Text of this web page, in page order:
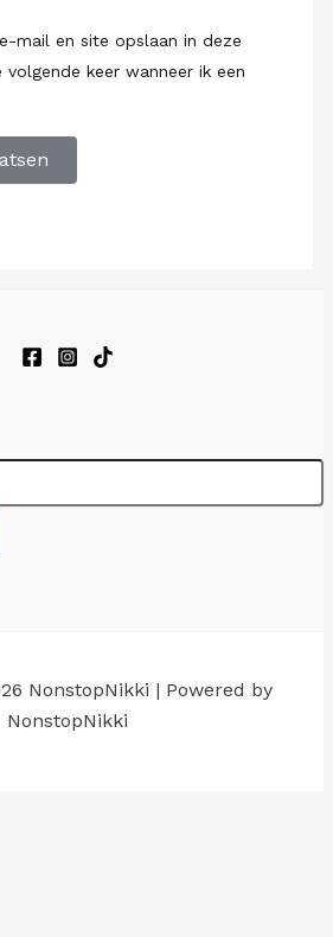
mail en site opslaan in deze
keer wanneer ik een
NonstopNikki | Powered by
NonstopNikki